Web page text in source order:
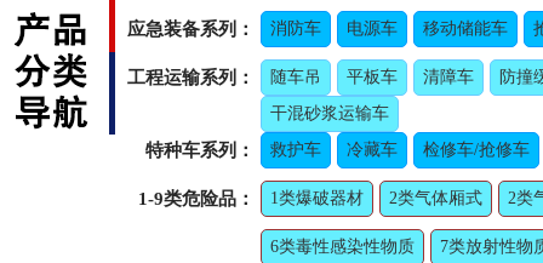
应急装备系列： 消防车 电源车 移动储能车
工程运输系列： 随车吊 平板车 清障车
防撞
干混砂浆运输车
特种车系列： 救护车 冷藏车 检修车/抢修车
1-9类危险品： 1类爆破器材 2类气体厢式 2类
6类毒性感染性物质 7类放射性物